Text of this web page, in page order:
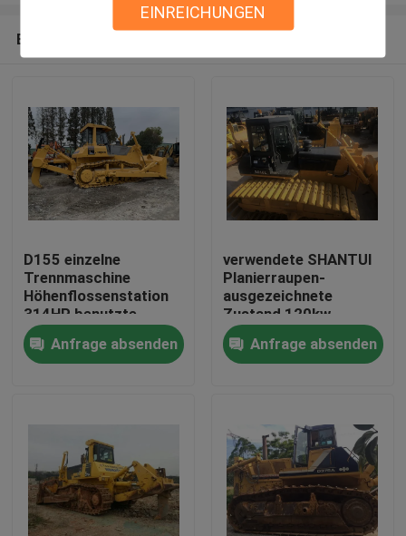
EINREICHUNGEN
Produkte
Über uns
Empfohlene Produkte
D155 einzelne
Trennmaschine
Höhenflossenstation
314HP benutzte
KOMATSU-
Planierraupe
Anfrage absenden
verwendete SHANTUI
Planierraupen-
ausgezeichnete
Zustand 120kw
Maschine 5262 * 4150
* 3074mm
Anfrage absenden